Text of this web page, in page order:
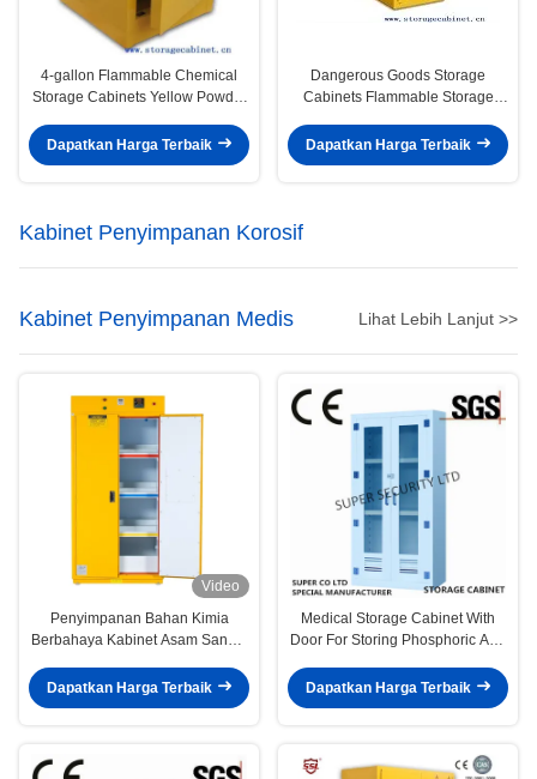
4-gallon Flammable Chemical
Storage Cabinets Yellow Powder
Dapatkan Harga Terbaik
Dangerous Goods Storage
Cabinets Flammable Storage
Dapatkan Harga Terbaik
Kabinet Penyimpanan Korosif
Kabinet Penyimpanan Medis Lihat Lebih Lanjut >>
Video
Penyimpanan Bahan Kimia
Berbahaya Kabinet Asam Sangat
Dapatkan Harga Terbaik
Medical Storage Cabinet With
Door For Storing Phosphoric And
Dapatkan Harga Terbaik